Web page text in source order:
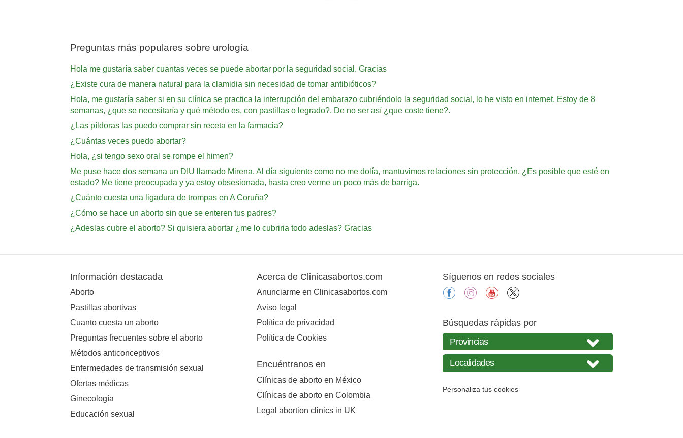
Preguntas más populares sobre urología
Hola me gustaría saber cuantas veces se puede abortar por la seguridad social. Gracias
¿Existe cura de manera natural para la clamidia sin necesidad de tomar antibióticos?
Hola, me gustaría saber si en su clínica se practica la interrupción del embarazo cubriéndolo la seguridad social, lo he visto en internet. Estoy de 8
semanas, ¿que se necesitaría y qué método es, con pastillas o legrado?. De no ser así ¿que coste tiene?.
¿Las píldoras las puedo comprar sin receta en la farmacia?
¿Cuántas veces puedo abortar?
Hola, ¿si tengo sexo oral se rompe el himen?
Me puse hace dos semana un DIU llamado Mirena. Al día siguiente como no me dolía, mantuvimos relaciones sin protección. ¿Es posible que esté en
estado? Me tiene preocupada y ya estoy obsesionada, hasta creo verme un poco más de barriga.
¿Cuánto cuesta una ligadura de trompas en A Coruña?
¿Cómo se hace un aborto sin que se enteren tus padres?
¿Adeslas cubre el aborto? Si quisiera abortar ¿me lo cubriria todo adeslas? Gracias
Información destacada
Aborto
Pastillas abortivas
Cuanto cuesta un aborto
Preguntas frecuentes sobre el aborto
Métodos anticonceptivos
Enfermedades de transmisión sexual
Ofertas médicas
Ginecología
Educación sexual
Acerca de Clinicasabortos.com
Anunciarme en Clinicasabortos.com
Aviso legal
Política de privacidad
Política de Cookies
Encuéntranos en
Clínicas de aborto en México
Clínicas de aborto en Colombia
Legal abortion clinics in UK
Síguenos en redes sociales
facebookinstagramyoutube
Búsquedas rápidas por
Personaliza tus cookies